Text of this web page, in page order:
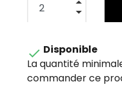
 Disponible
La quantité
commander ce